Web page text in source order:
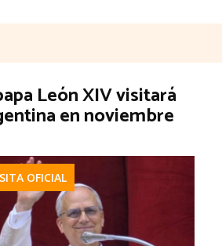
León XIV visitará
en noviembre
OFICIAL